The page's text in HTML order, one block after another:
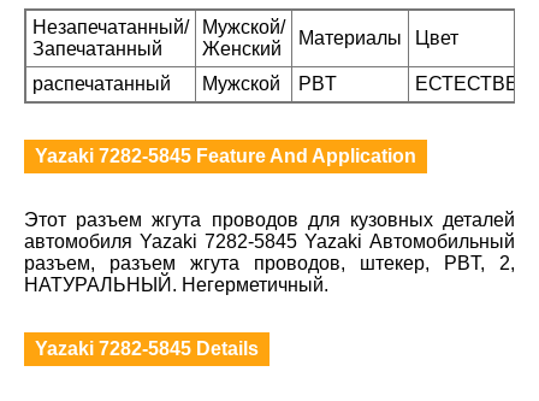
Незапечатанный/
Запечатанный
Мужской/
Женский
Материалы Цвет
распечатанный Мужской PBT
Yazaki 7282-5845 Feature And Application
Этот разъем жгута проводов для кузовных деталей
автомобиля Yazaki 7282-5845 Yazaki Автомобильный
разъем, разъем жгута проводов, штекер, PBT, 2,
НАТУРАЛЬНЫЙ. Негерметичный.
Yazaki 7282-5845 Details